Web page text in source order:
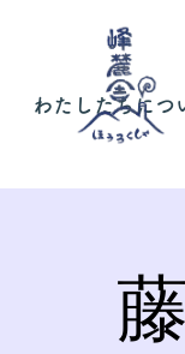
わたしたちにつ